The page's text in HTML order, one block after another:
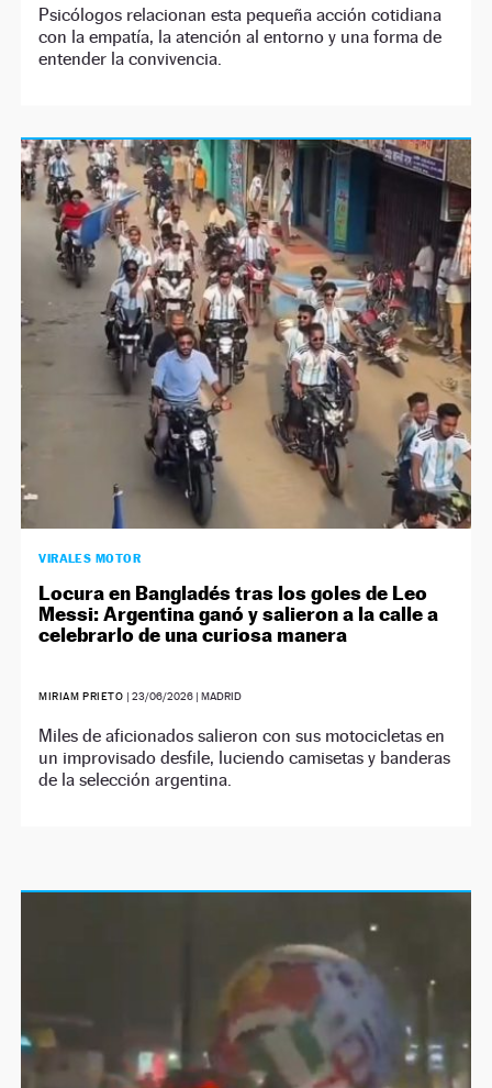
Psicólogos relacionan esta pequeña acción cotidiana
con la empatía, la atención al entorno y una forma de
entender la convivencia.
VIRALES MOTOR
Locura en Bangladés tras los goles de Leo
Messi: Argentina ganó y salieron a la calle a
celebrarlo de una curiosa manera
MIRIAM PRIETO | 23/06/2026| MADRID
Miles de aficionados salieron con sus motocicletas en
un improvisado desfile, luciendo camisetas y banderas
de la selección argentina.